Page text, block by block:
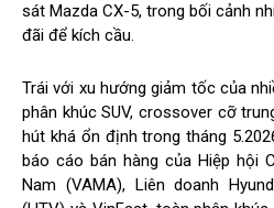
sát Mazda CX-5, trong bối cảnh
đãi để kích cầu.
Trái với xu hướng giảm tốc của
phân khúc SUV, crossover cỡ
hút khá ổn định trong tháng
báo cáo bán hàng của Hiệp hội
Nam (VAMA), Liên doanh